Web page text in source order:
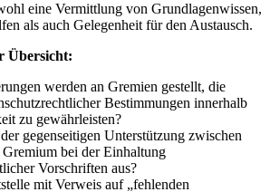
eine Vermittlung von Grundlagenwissen,
als auch Gelegenheit für den Austausch.
Übersicht:
werden an Gremien gestellt, die
Bestimmungen innerhalb
zu gewährleisten?
gegenseitigen Unterstützung zwischen
bei der Einhaltung
Vorschriften aus?
mit Verweis auf „fehlenden